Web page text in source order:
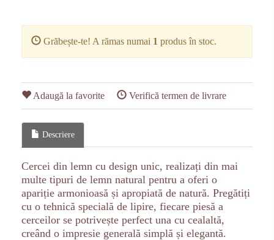
Grăbește-te! A rămas numai 1 produs în stoc.
Adaugă la favorite Verifică termen de livrare
Descriere
Cercei din lemn cu design unic, realizați din mai
multe tipuri de lemn natural pentru a oferi o
apariție armonioasă și apropiată de natură. Pregătiți
cu o tehnică specială de lipire, fiecare piesă a
cerceilor se potrivește perfect una cu cealaltă,
creând o impresie generală simplă și elegantă.